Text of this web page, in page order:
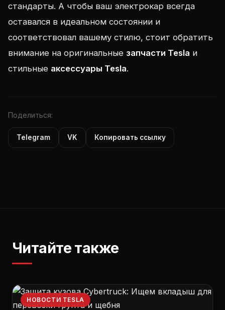
стандарты. А чтобы ваш электрокар всегда
оставался в идеальном состоянии и
соответствовал вашему стилю, стоит обратить
внимание на оригинальные запчасти Tesla и
стильные аксессуары Tesla.
Поделиться:
Telegram VK Копировать ссылку
Читайте также
НОВОСТИ TESLA